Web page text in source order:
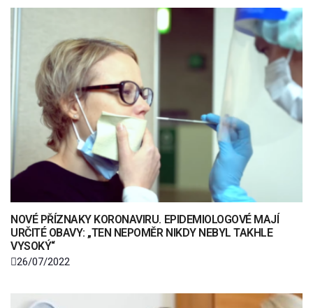
NOVÉ PŘÍZNAKY KORONAVIRU. EPIDEMIOLOGOVÉ MAJÍ
URČITÉ OBAVY: „TEN NEPOMĚR NIKDY NEBYL TAKHLE
VYSOKÝ“
26/07/2022